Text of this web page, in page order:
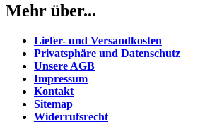
Mehr über...
Liefer- und Versandkosten
Privatsphäre und Datenschutz
Unsere AGB
Impressum
Kontakt
Sitemap
Widerrufsrecht